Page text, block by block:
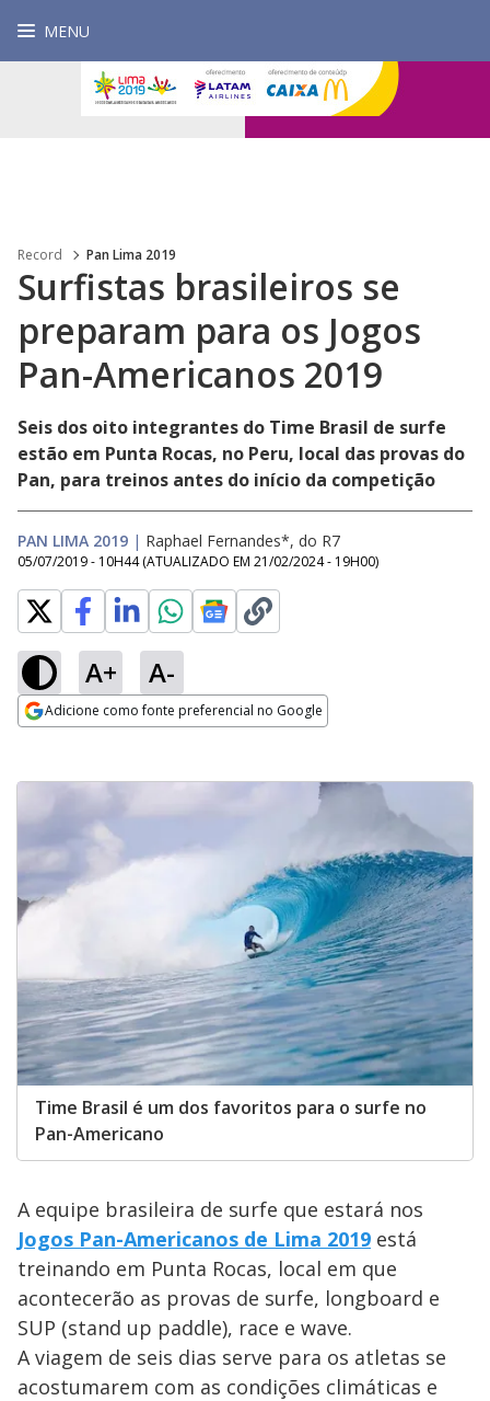
MENU
Record Pan Lima 2019
Surfistas brasileiros se
preparam para os Jogos
Pan-Americanos 2019
Seis dos oito integrantes do Time Brasil de surfe
estão em Punta Rocas, no Peru, local das provas do
Pan, para treinos antes do início da competição
PAN LIMA 2019 | Raphael Fernandes*, do R7
05/07/2019 - 10H44 (ATUALIZADO EM 21/02/2024 - 19H00)
A+ A-
Adicione como fonte preferencial no Google
Time Brasil é um dos favoritos para o surfe no
Pan-Americano
A equipe brasileira de surfe que estará nos
Jogos Pan-Americanos de Lima 2019 está
treinando em Punta Rocas, local em que
acontecerão as provas de surfe, longboard e
SUP (stand up paddle), race e wave.
A viagem de seis dias serve para os atletas se
acostumarem com as condições climáticas e